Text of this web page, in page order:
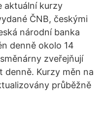
aktuální kurzy
ČNB, českými
národní banka
denně okolo 14
zveřejňují
denně. Kurzy měn na
průběžně